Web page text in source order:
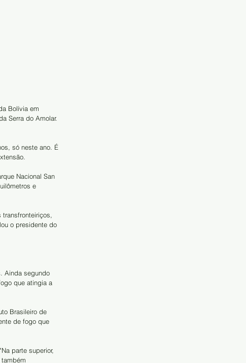
Bolívia em
Serra do Amolar.
só neste ano. É
Nacional San
e
o presidente do
Ainda segundo
que atingia a
Brasileiro de
de fogo que
parte superior,